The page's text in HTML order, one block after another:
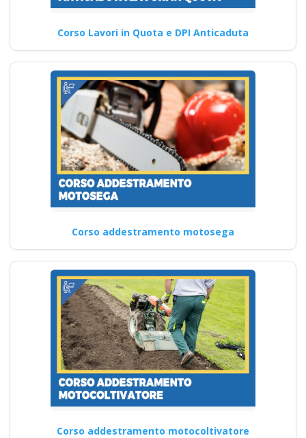
Corso Lavori in Quota e DPI Anticaduta
Corso addestramento motosega
Corso addestramento motocoltivatore